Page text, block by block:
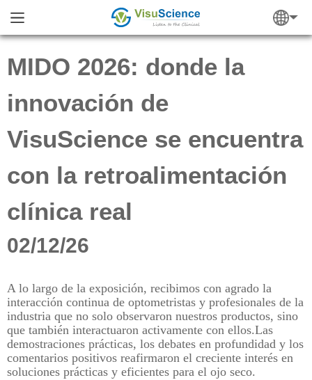
MIDO 2026: donde la
innovación de
VisuScience se encuentra
con la retroalimentación
clínica real
02/12/26
A lo largo de la exposición, recibimos con agrado la
interacción continua de optometristas y profesionales de la
industria que no solo observaron nuestros productos, sino
que también interactuaron activamente con ellos.Las
demostraciones prácticas, los debates en profundidad y los
comentarios positivos reafirmaron el creciente interés en
soluciones prácticas y eficientes para el ojo seco.